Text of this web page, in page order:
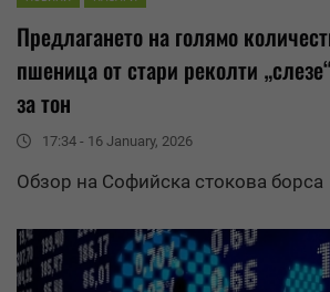
Предлагането на голямо
пшеница от стари реколти
за тон
17:34 - 16 January, 2026
Обзор на Софийска стокова борса